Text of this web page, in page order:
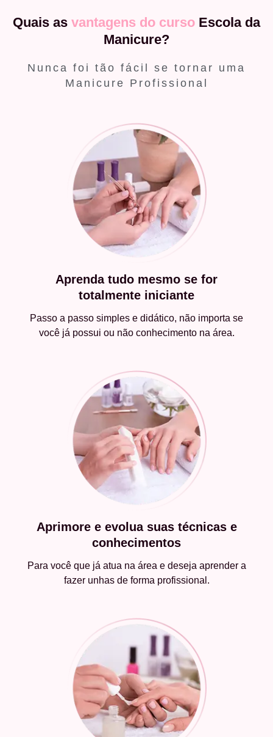
Quais as vantagens do curso Escola da
Manicure?
Nunca foi tão fácil se tornar uma
Manicure Profissional
Aprenda tudo mesmo se for
totalmente iniciante
Passo a passo simples e didático, não importa se
você já possui ou não conhecimento na área.
Aprimore e evolua suas técnicas e
conhecimentos
Para você que já atua na área e deseja aprender a
fazer unhas de forma profissional.